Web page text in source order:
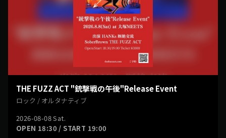
THE FUZZ ACT "銃撃戦の午後"Release Event
ロック / オルタナティブ
2026-08-08 Sat.
OPEN 18:30 / START 19:00